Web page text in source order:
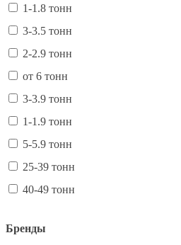
1-1.8 тонн
3-3.5 тонн
2-2.9 тонн
от 6 тонн
3-3.9 тонн
1-1.9 тонн
5-5.9 тонн
25-39 тонн
40-49 тонн
Бренды